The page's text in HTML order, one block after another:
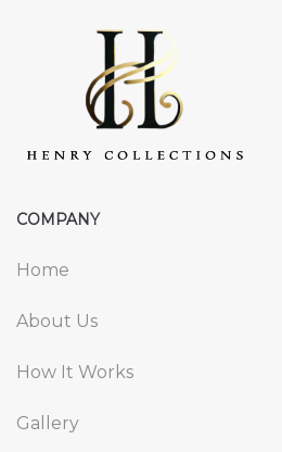
COMPANY
Home
About Us
How It Works
Gallery